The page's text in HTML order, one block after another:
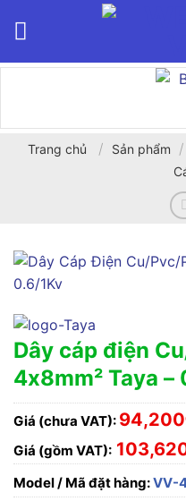
Trang chủ / Sản phẩm /
Dây cáp điện
4x8mm² Taya –
Giá (chưa VAT): 94,200
Giá (gồm VAT):
Model / Mã đặt hàng:VV-